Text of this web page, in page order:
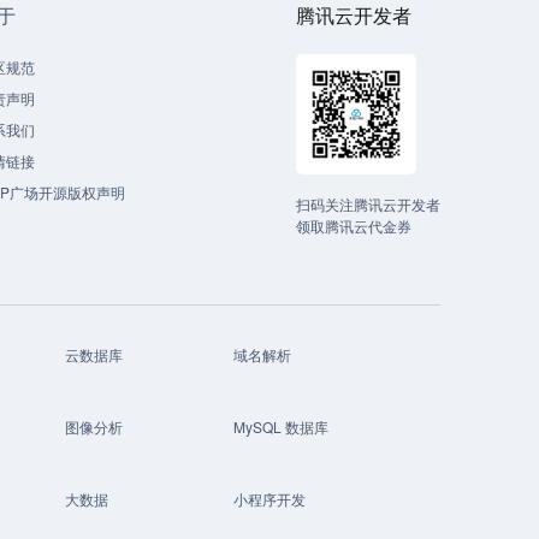
规范
声明
我们
链接
广场开源版权声明
腾讯云开发者
扫码关注腾讯云开发者
领取腾讯云代金券
云数据库 域名解析
图像分析 MySQL 数据库
大数据 小程序开发